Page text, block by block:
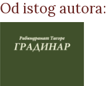
Od istog autora: